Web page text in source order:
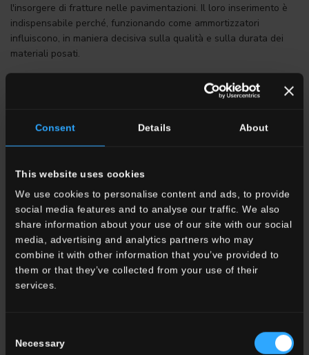
Consent Details About
This website uses cookies
We use cookies to personalise content and ads, to provide
social media features and to analyse our traffic. We also
share information about your use of our site with our social
media, advertising and analytics partners who may
combine it with other information that you’ve provided to
them or that they’ve collected from your use of their
services.
Selection
Necessary
l'insorgere di fratture nelle pavimentazioni. Il loro inserimento è
indispensabile perché, funzionando come ammortizzatori
influiscono, in maniera decisiva sulla qualità e sulla durata dei
materiali posati.
lucida delle piastrelle in ceramica o gres porcellanato in grado di
rimasta da sempre la caratteristica delle superfici
necessariamente legate ad un grande formato o ad una lastra. Il
brick lucido o glossy è immune alle mode e viene proposto sia in
soluzioni progettuali dal sapore artigianale sia in edifici
commerciali o direzionali.
Gres
Oggi i principali oggetti realizzati in gres a livello industriale sono
le piastrelle per pavimenti e rivestimenti. Il gres porcellanato,